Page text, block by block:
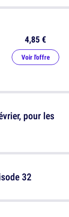
4,85 €
Voir l'offre
32
pour les